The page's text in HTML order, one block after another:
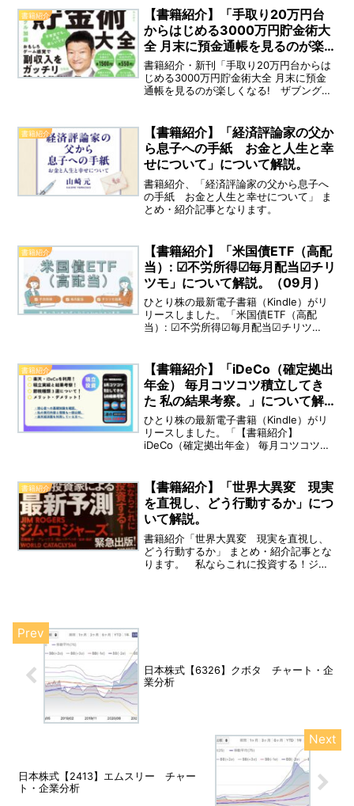
書籍紹介
【書籍紹介】「手取り20万円台
からはじめる3000万円貯金術大
全 月末に預金通帳を見るのが楽
しくなる!」について
書籍紹介・新刊「手取り20万円台からは
じめる3000万円貯金術大全 月末に預金
通帳を見るのが楽しくなる! ザブングル
る、楽しく節約・貯金できるようになる
お金の本が登場しました。手取り20万円
台からはじめる、3000万円貯金術大全、
月末に預金通帳を見るのが楽しくなる！
書籍紹介
【書籍紹介】「経済評論家の父か
ら息子への手紙 お金と人生と幸
せについて」について解説。
書籍紹介、「経済評論家の父から息子へ
の手紙 お金と人生と幸せについて」 ま
とめ・紹介記事となります。
書籍紹介
【書籍紹介】「米国債ETF（高配
当）: ☑不労所得☑毎月配当☑チリ
ツモ」について解説。（09月）
ひとり株の最新電子書籍（Kindle）がリ
リースしました。「米国債ETF（高配
当）: ☑不労所得☑毎月配当☑チリツ
書籍紹介
【書籍紹介】「iDeCo（確定拠出
年金） 毎月コツコツ積立してき
た 私の結果考察。」について解
説。（12月）
ひとり株の最新電子書籍（Kindle）がリ
リースしました。「【書籍紹介】
iDeCo（確定拠出年金） 毎月コツコツ積
ます。（※著者：ひとり株）王道の未来を
変える投資術...
書籍紹介
【書籍紹介】「世界大異変 現実
を直視し、どう行動するか」につ
いて解説。
書籍紹介「世界大異変 現実を直視し、
どう行動するか」 まとめ・紹介記事とな
ります。 私ならこれに投資する！ジ
日本株式【6326】クボタ チャート・企
業分析
日本株式【2413】エムスリー チャー
ト・企業分析